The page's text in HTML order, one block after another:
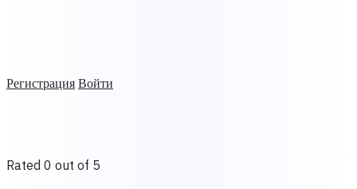
Регистрация Войти
Rated 0 out of 5